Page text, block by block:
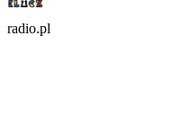
radio.pl